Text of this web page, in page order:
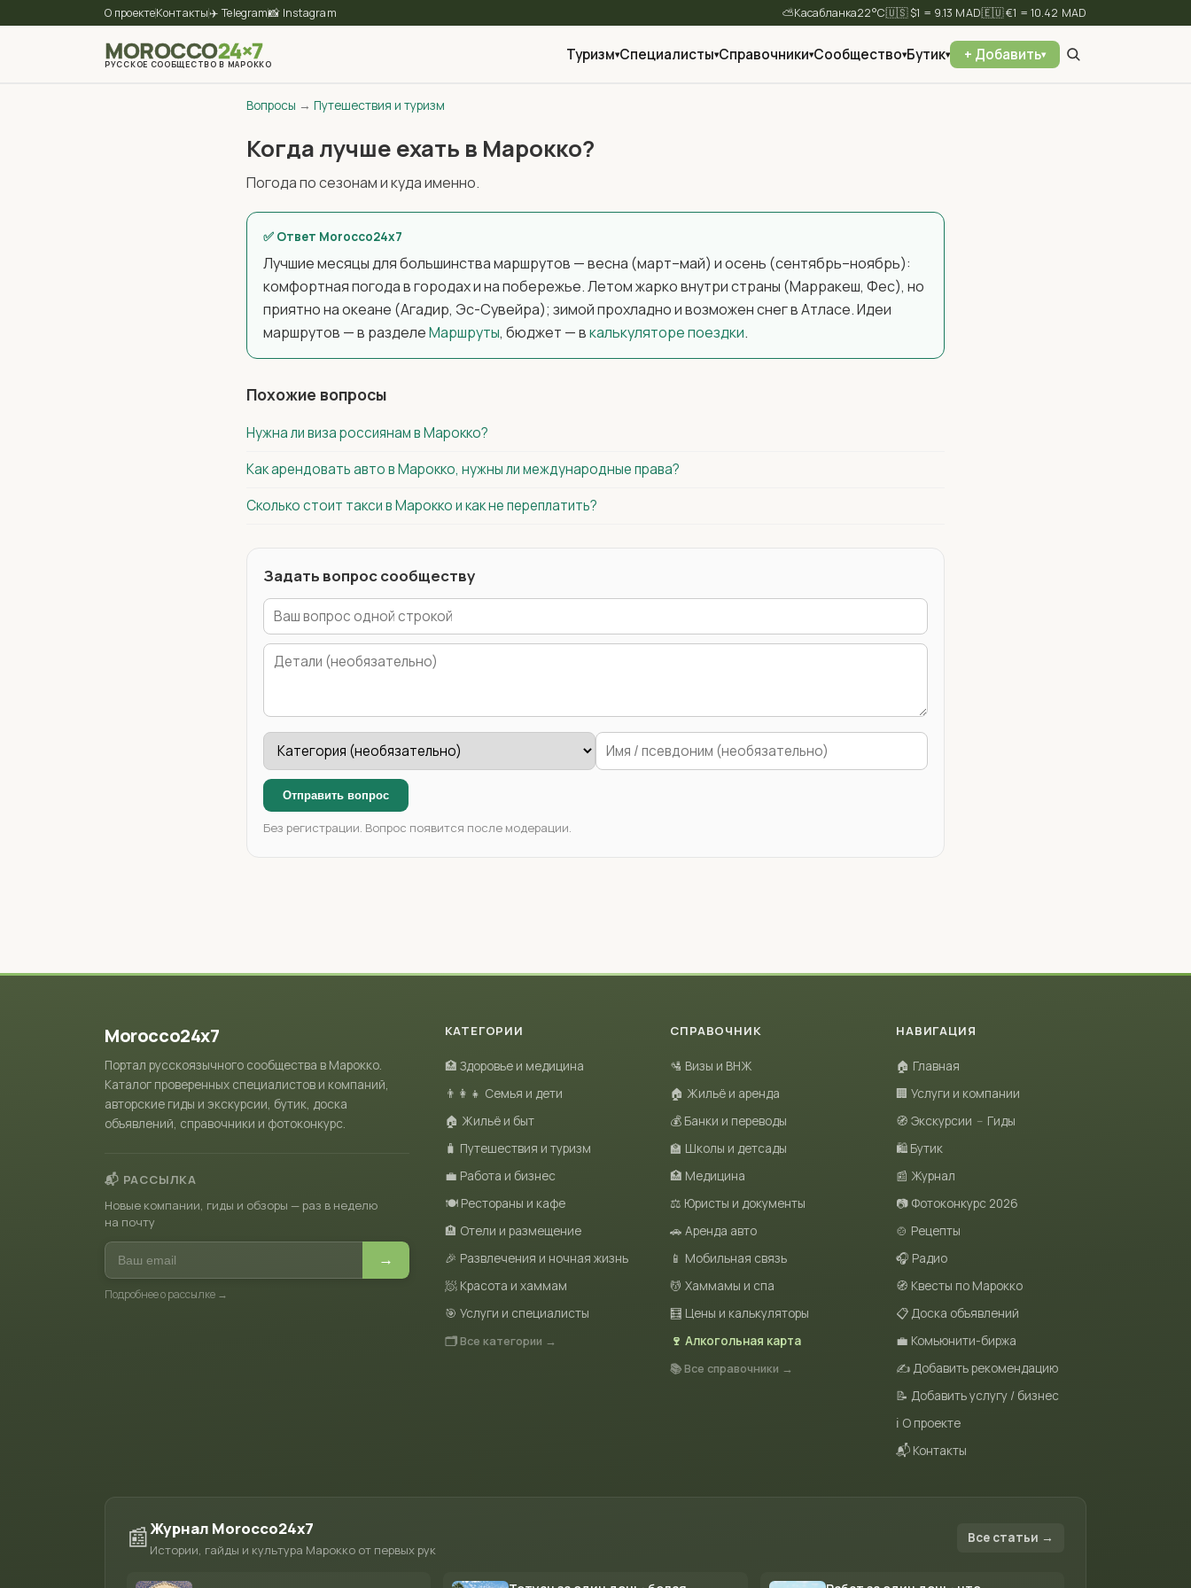
О проектеКонтакты✈️ Telegram📸 Instagram ⛅ 22°C🇺🇸 $1 = 9.13 MAD🇪🇺 €1 = 10.42 MAD
MOROCCO24×7
РУССКОЕ СООБЩЕСТВО В МАРОККО
Туризм▾Специалисты▾Справочники▾Сообщество▾Бутик▾ + Добавить▾
Вопросы → Путешествия и туризм
Когда лучше ехать в Марокко?
Погода по сезонам и куда именно.
✅ Ответ Morocco24x7
Лучшие месяцы для большинства маршрутов — весна (март–май) и осень (сентябрь–ноябрь):
комфортная погода в городах и на побережье. Летом жарко внутри страны (Марракеш, Фес), но
приятно на океане (Агадир, Эс-Сувейра); зимой прохладно и возможен снег в Атласе. Идеи
маршрутов — в разделеМаршруты, бюджет — вкалькуляторе поездки.
Похожие вопросы
Нужна ли виза россиянам в Марокко?
Как арендовать авто в Марокко, нужны ли международные права?
Сколько стоит такси в Марокко и как не переплатить?
Задать вопрос сообществу
Отправить вопрос
Без регистрации. Вопрос появится после модерации.
Morocco24x7
Портал русскоязычного сообщества в Марокко.
Каталог проверенных специалистов и компаний,
авторские гиды и экскурсии, бутик, доска
объявлений, справочники и фотоконкурс.
📬 РАССЫЛКА
Новые компании, гиды и обзоры — раз в неделю
на почту
→
Подробнее о рассылке →
КАТЕГОРИИ
🏥 Здоровье и медицина
👨‍👩‍👧 Семья и дети
🏠 Жильё и быт
🧳 Путешествия и туризм
💼 Работа и бизнес
🍽 Рестораны и кафе
🏨 Отели и размещение
🎉 Развлечения и ночная жизнь
🧖 Красота и хаммам
🎯 Услуги и специалисты
🗂 Все категории →
СПРАВОЧНИК
🛂 Визы и ВНЖ
🏠 Жильё и аренда
💰 Банки и переводы
🏫 Школы и детсады
🏥 Медицина
⚖️ Юристы и документы
🚗 Аренда авто
📱 Мобильная связь
💆 Хаммамы и спа
🧮 Цены и калькуляторы
🍷 Алкогольная карта
📚 Все справочники →
НАВИГАЦИЯ
🏠 Главная
🏢 Услуги и компании
🧭 Экскурсии – Гиды
🛍 Бутик
📰 Журнал
📷 Фотоконкурс 2026
🍲 Рецепты
🎧 Радио
🧭 Квесты по Марокко
📋 Доска объявлений
💼 Комьюнити-биржа
✍️ Добавить рекомендацию
📝 Добавить услугу / бизнес
ℹ️ О проекте
📬 Контакты
📰Журнал Morocco24x7
Истории, гайды и культура Марокко от первых рук
Все статьи →